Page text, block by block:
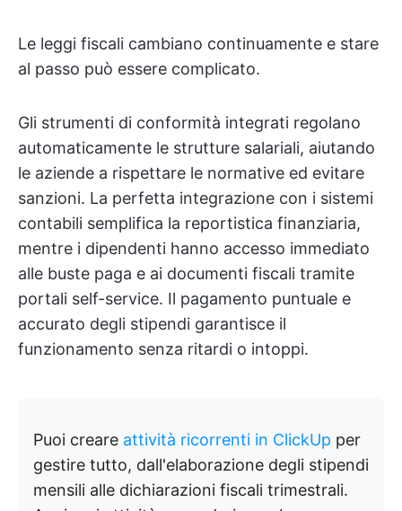
Le leggi fiscali cambiano continuamente e stare
al passo può essere complicato.
Gli strumenti di conformità integrati regolano
automaticamente le strutture salariali, aiutando
le aziende a rispettare le normative ed evitare
sanzioni. La perfetta integrazione con i sistemi
contabili semplifica la reportistica finanziaria,
mentre i dipendenti hanno accesso immediato
alle buste paga e ai documenti fiscali tramite
portali self-service. Il pagamento puntuale e
accurato degli stipendi garantisce il
funzionamento senza ritardi o intoppi.
Puoi creare attività ricorrenti in ClickUp per
gestire tutto, dall'elaborazione degli stipendi
mensili alle dichiarazioni fiscali trimestrali.